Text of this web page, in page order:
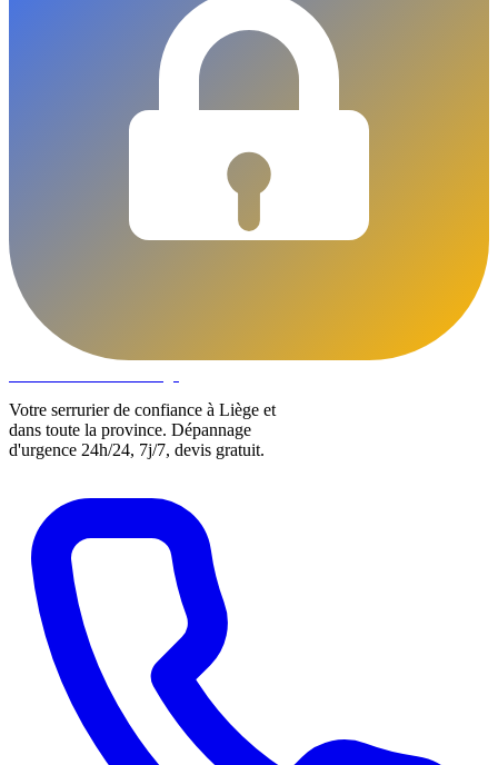
Votre serrurier de confiance à Liège et
dans toute la province. Dépannage
d'urgence 24h/24, 7j/7, devis gratuit.